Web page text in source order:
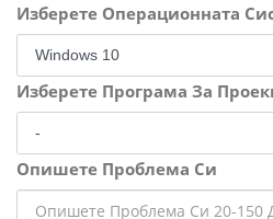
Изберете Операционната
Изберете Програма За
Опишете Проблема Си